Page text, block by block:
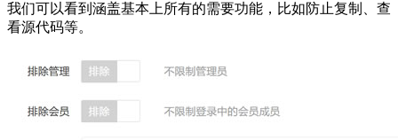
我们可以看到涵盖基本上所有的需要功能，比如防止复制、查
看源代码等。